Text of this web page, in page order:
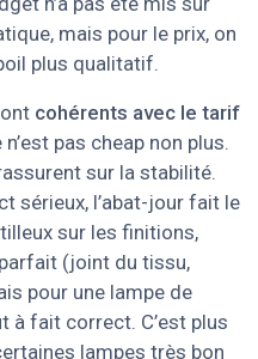
mais pour le prix, on
plus qualitatif.
cohérents avec le tarif
pas cheap non plus.
sur la stabilité.
sérieux, l’abat-jour fait le
sur les finitions,
(joint du tissu,
pour une lampe de
à fait correct. C’est plus
lampes très bon